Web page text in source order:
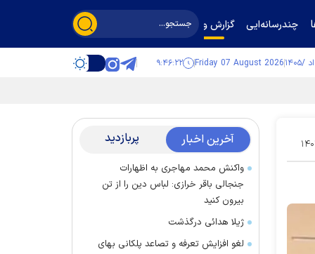
چندرسانه‌ایی گزارش و گفت‌وگو
Friday 07 August 2026 ۹:۴۶:۲۳
۱۲ آخرین اخبار پربازدید
واکنش محمد مهاجری به اظهارات
جنجالی باقر خرازی: لباس دین را از تن
بیرون کنید
ژیلا هدائی درگذشت
لغو افزایش تعرفه و تصاعد پلکانی بهای